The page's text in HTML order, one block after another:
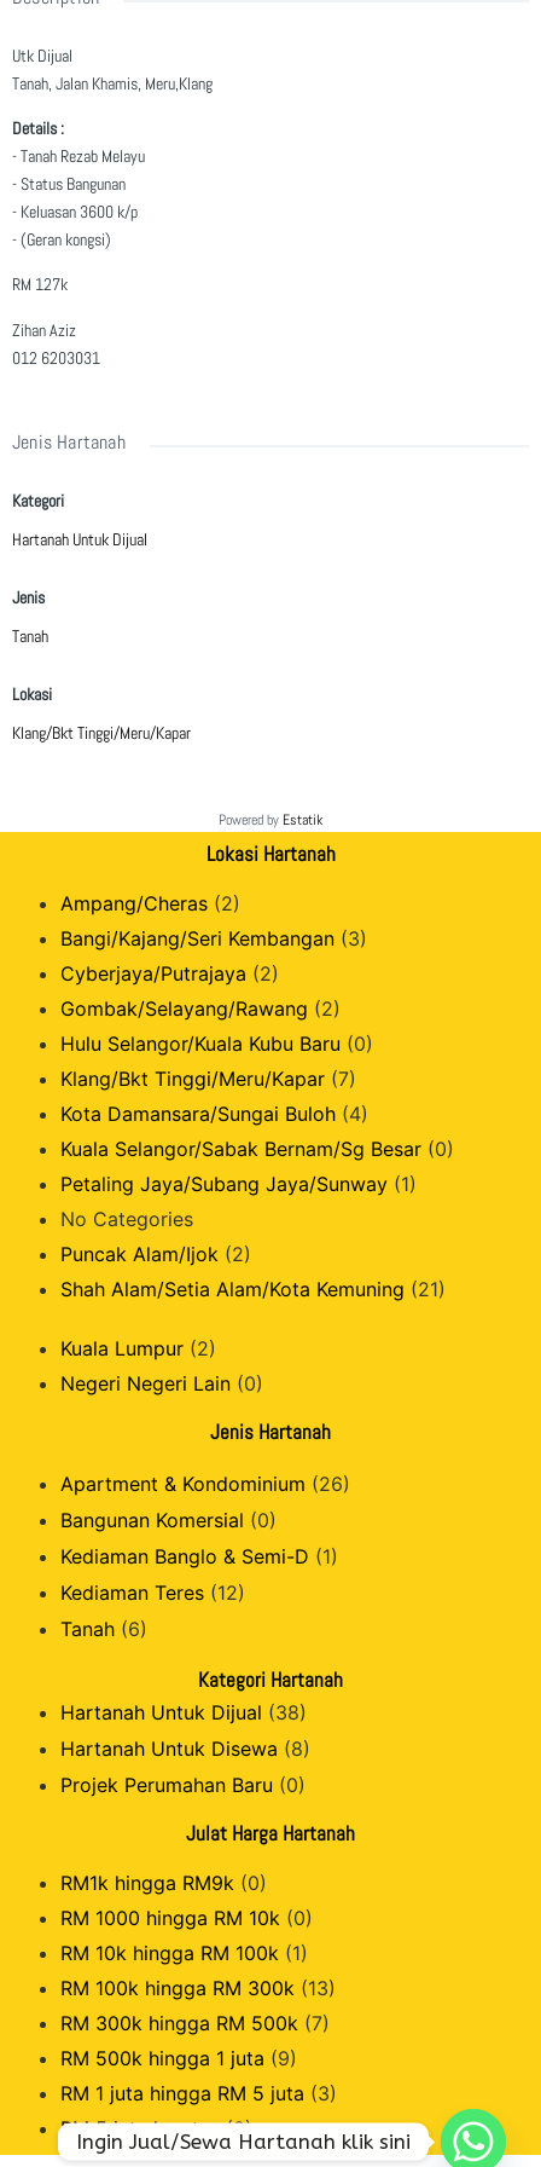
Utk Dijual
Tanah, Jalan Khamis, Meru,Klang
Details :
- Tanah Rezab Melayu
- Status Bangunan
- Keluasan 3600 k/p
- (Geran kongsi)
RM 127k
Zihan Aziz
012 6203031
Jenis Hartanah
Kategori
Hartanah Untuk Dijual
Jenis
Tanah
Lokasi
Klang/Bkt Tinggi/Meru/Kapar
Powered by Estatik
Lokasi Hartanah
Ampang/Cheras (2)
Bangi/Kajang/Seri Kembangan (3)
Cyberjaya/Putrajaya (2)
Gombak/Selayang/Rawang (2)
Hulu Selangor/Kuala Kubu Baru (0)
Klang/Bkt Tinggi/Meru/Kapar (7)
Kota Damansara/Sungai Buloh (4)
Kuala Selangor/Sabak Bernam/Sg Besar (0)
Petaling Jaya/Subang Jaya/Sunway (1)
No Categories
Puncak Alam/Ijok (2)
Shah Alam/Setia Alam/Kota Kemuning (21)
Kuala Lumpur (2)
Negeri Negeri Lain (0)
Jenis Hartanah
Apartment & Kondominium (26)
Bangunan Komersial (0)
Kediaman Banglo & Semi-D (1)
Kediaman Teres (12)
Tanah (6)
Kategori Hartanah
Hartanah Untuk Dijual (38)
Hartanah Untuk Disewa (8)
Projek Perumahan Baru (0)
Julat Harga Hartanah
RM1k hingga RM9k (0)
RM 1000 hingga RM 10k (0)
RM 10k hingga RM 100k (1)
RM 100k hingga RM 300k (13)
RM 300k hingga RM 500k (7)
RM 500k hingga 1 juta (9)
RM 1 juta hingga RM 5 juta (3)
RM 5 juta ke atas(0)
Ingin Jual/Sewa Hartanah klik sini